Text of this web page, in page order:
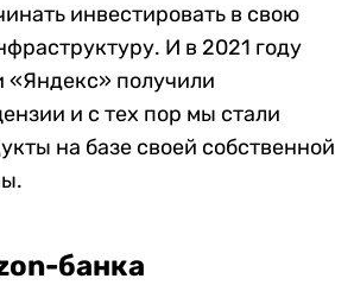
инвестировать в свою
И в 2021 году
«Яндекс» получили
и с тех пор мы стали
на базе своей собственной
банка